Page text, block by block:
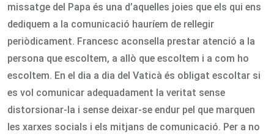
missatge del Papa és una d’aquelles joies que els qui ens
dediquem a la comunicació hauríem de rellegir
periòdicament. Francesc aconsella prestar atenció a la
persona que escoltem, a allò que escoltem i a com ho
escoltem. En el dia a dia del Vaticà és obligat escoltar si
es vol comunicar adequadament la veritat sense
distorsionar-la i sense deixar-se endur pel que marquen
les xarxes socials i els mitjans de comunicació. Per a no